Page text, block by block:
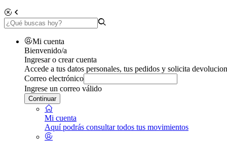
Mi cuenta
Bienvenido/a
Ingresar o crear cuenta
Accede a tus datos personales, tus pedidos y solicita
Correo electrónico
Ingrese un correo válido
Continuar
Mi cuenta
Aquí podrás consultar todos tus movimientos